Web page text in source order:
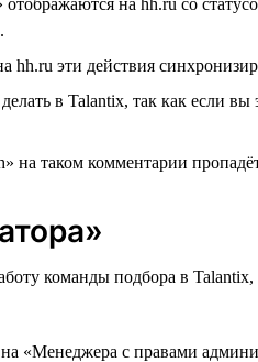
эти действия
в Talantix, так как если
на таком комментарии
команды подбора в
«Менеджера с правами